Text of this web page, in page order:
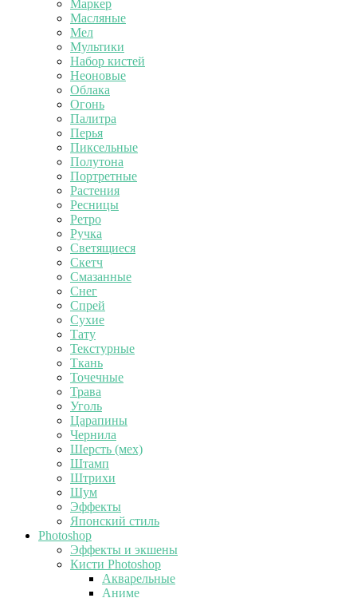
Маркер
Масляные
Мел
Мультики
Набор кистей
Неоновые
Облака
Огонь
Палитра
Перья
Пиксельные
Полутона
Портретные
Растения
Ресницы
Ретро
Ручка
Светящиеся
Скетч
Смазанные
Снег
Спрей
Сухие
Тату
Текстурные
Ткань
Точечные
Трава
Уголь
Царапины
Чернила
Шерсть (мех)
Штамп
Штрихи
Шум
Эффекты
Японский стиль
Photoshop
Эффекты и экшены
Кисти Photoshop
Акварельные
Аниме